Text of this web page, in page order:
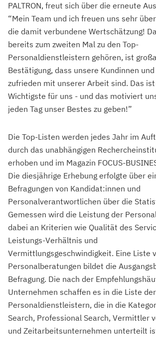
PALTRON, freut sich über die erneute
“Mein Team und ich freuen uns sehr
die damit verbundene Wertschätzung!
bereits zum zweiten Mal zu den Top-
Personaldienstleistern gehören, ist
Bestätigung, dass unsere Kundinnen
zufrieden mit unserer Arbeit sind. Das
Wichtigste für uns - und das motiviert
jeden Tag unser Bestes zu geben!”
Die Top-Listen werden jedes Jahr im
durch das unabhängigen
erhoben und im Magazin FOCUS-
Die diesjährige Erhebung erfolgte über
Befragungen von Kandidat:innen und
Personalverantwortlichen über die
Gemessen wird die Leistung der
dabei an Kriterien wie Qualität des
Leistungs-Verhältnis und
Vermittlungsgeschwindigkeit. Eine Liste
Personalberatungen bildet die
Befragung. Die nach der
Unternehmen schaffen es in die Liste
Personaldienstleistern, die in die
Search, Professional Search, Vermittler
und Zeitarbeitsunternehmen unterteilt